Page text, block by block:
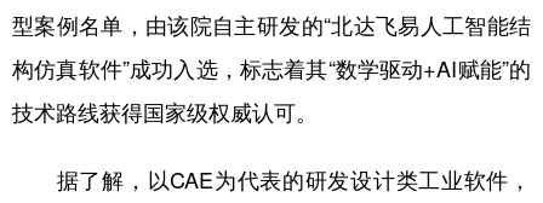
型案例名单，由该院自主研发的“北达飞易人工智能结
构仿真软件”成功入选，标志着其“数学驱动+AI赋能”的
技术路线获得国家级权威认可。
据了解，以CAE为代表的研发设计类工业软件，